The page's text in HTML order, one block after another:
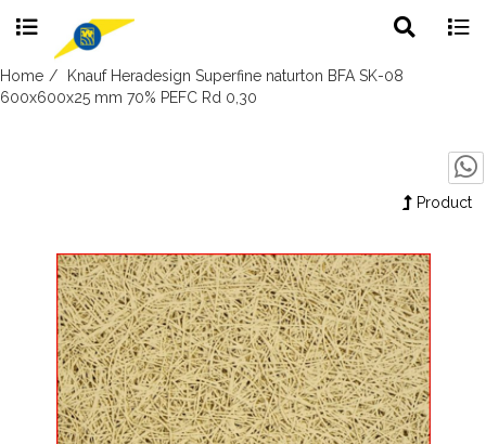
Skip
to
search
Home
Knauf Heradesign Superfine naturton BFA SK-08
600x600x25 mm 70% PEFC Rd 0,30
Product